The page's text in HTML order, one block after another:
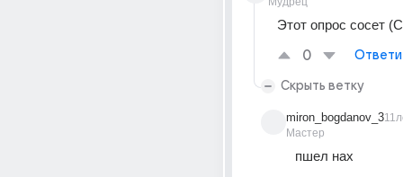
Этот опрос сосет
0
Скрыть ветку
miron_bogdanov_3
Мастер
пшел нах